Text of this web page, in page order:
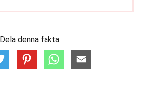
Dela denna fakta: